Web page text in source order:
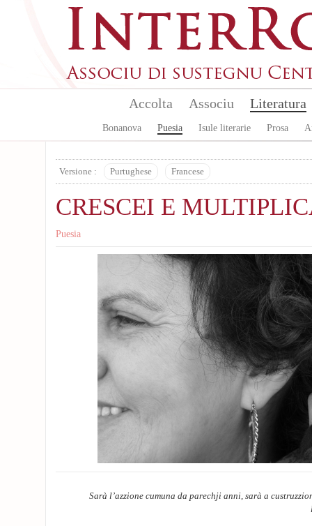
Accolta Associu Literatura
Bonanova Puesia Isule literarie Prosa
Versione : Purtughese Francese
CRESCEI E
Puesia
Sarà l’azzione cumuna da parechji anni, sarà a